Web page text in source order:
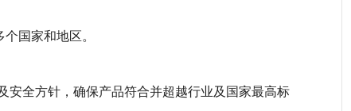
国家和地区。
安全方针，确保产品符合并超越行业及国家最高标